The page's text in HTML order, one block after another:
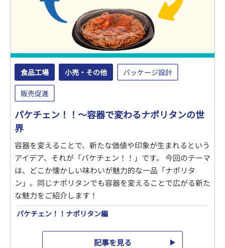
食品工場 小売・その他 パッケージ設計
販売促進
パケチェン！！～容器で変わるナポリタンの世
界
容器を変えることで、新たな価値や印象が生まれるという
アイデア、それが「パケチェン！！」です。 今回のテーマ
は、どこか懐かしい味わいが魅力的な一品「ナポリタ
ン」。同じナポリタンでも容器を変えることで広がる新た
な魅力をご紹介します！
パケチェン！！ナポリタン編
記事を見る